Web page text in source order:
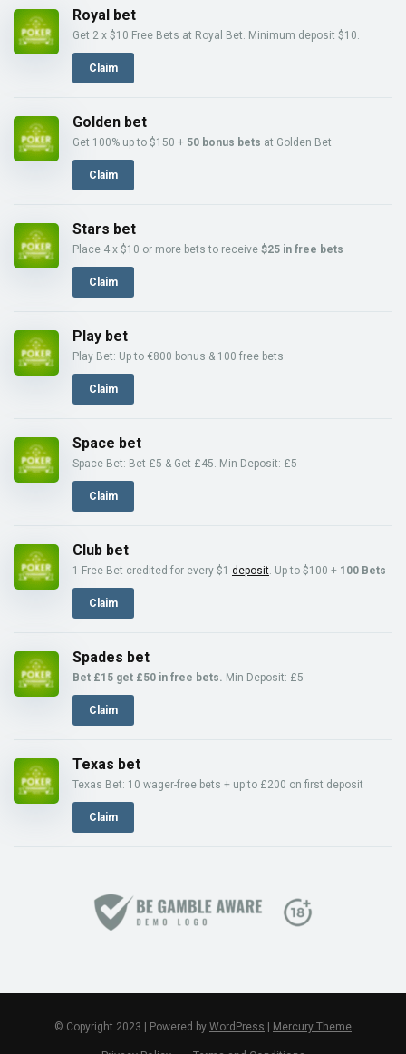
Royal bet
Get 2 x $10 Free Bets at Royal Bet. Minimum deposit $10.
Claim
Golden bet
Get 100% up to $150 + 50 bonus bets at Golden Bet
Claim
Stars bet
Place 4 x $10 or more bets to receive $25 in free bets
Claim
Play bet
Play Bet: Up to €800 bonus & 100 free bets
Claim
Space bet
Space Bet: Bet £5 & Get £45. Min Deposit: £5
Claim
Club bet
1 Free Bet credited for every $1 deposit. Up to $100 + 100 Bets
Claim
Spades bet
Bet £15 get £50 in free bets. Min Deposit: £5
Claim
Texas bet
Texas Bet: 10 wager-free bets + up to £200 on first deposit
Claim
© Copyright 2023 | Powered by WordPress | Mercury Theme